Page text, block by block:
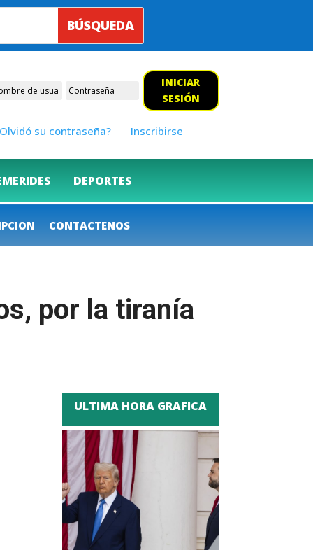
INICIAR
SESIÓN
su contraseña? Inscribirse
DEPORTES
CONTACTENOS
por la tiranía
ULTIMA HORA GRAFICA